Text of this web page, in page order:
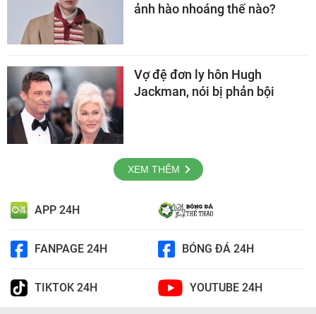
ảnh hào nhoáng thế nào?
Vợ đệ đơn ly hôn Hugh
Jackman, nói bị phản bội
XEM THÊM
APP 24H
FANPAGE 24H BÓNG ĐÁ 24H
TIKTOK 24H YOUTUBE 24H